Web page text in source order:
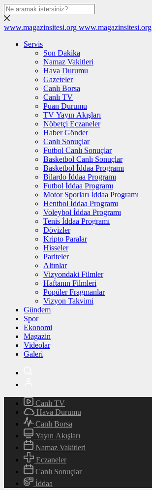
www.magazinsitesi.org www.magazinsitesi.org
Servis
Son Dakika
Namaz Vakitleri
Hava Durumu
Gazeteler
Canlı Borsa
Canlı TV
Puan Durumu
TV Yayın Akışları
Nöbetçi Eczaneler
Haber Gönder
Canlı Sonuçlar
Futbol Canlı Sonuçlar
Basketbol Canlı Sonuçlar
Basketbol İddaa Programı
Bilardo İddaa Programı
Futbol İddaa Programı
Motor Sporları İddaa Programı
Hentbol İddaa Programı
Voleybol İddaa Programı
Tenis İddaa Programı
Dövizler
Kripto Paralar
Hisseler
Pariteler
Altınlar
Vizyondaki Filmler
Haftanın Filmleri
Popüler Fragmanlar
Vizyon Takvimi
Gündem
Spor
Ekonomi
Magazin
Videolar
Galeri
Canlı TV
Hava Durumu
Canlı Borsa
Yayın Akışları
Namaz Vakitleri
Eczaneler
Canlı Sonuçlar
İddaa